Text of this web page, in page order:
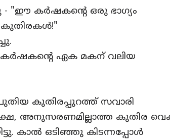
"ഈ കർഷകന്റെ ഒരു ഭാഗ്യം
കുതിരകൾ!"
ഏക മകന് വലിയ
കുതിരപ്പുറത്ത് സവാരി
അനുസരണമില്ലാത്ത കുതിര
കാൽ ഒടിഞ്ഞു കിടന്നപ്പോൾ